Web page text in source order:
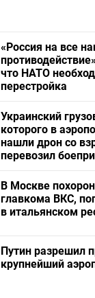
«Россия на все
что НАТО
перестройка
Украинский
которого в
нашли дрон со
перевозил
В Москве
главкома ВКС,
в итальянском
Путин разрешил
крупнейший